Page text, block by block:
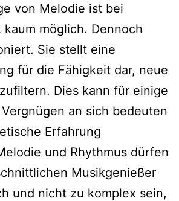
von Melodie ist bei
kaum möglich. Dennoch
Sie stellt eine
für die Fähigkeit dar, neue
Dies kann für einige
an sich bedeuten
Erfahrung
und Rhythmus dürfen
Musikgenießer
und nicht zu komplex sein,